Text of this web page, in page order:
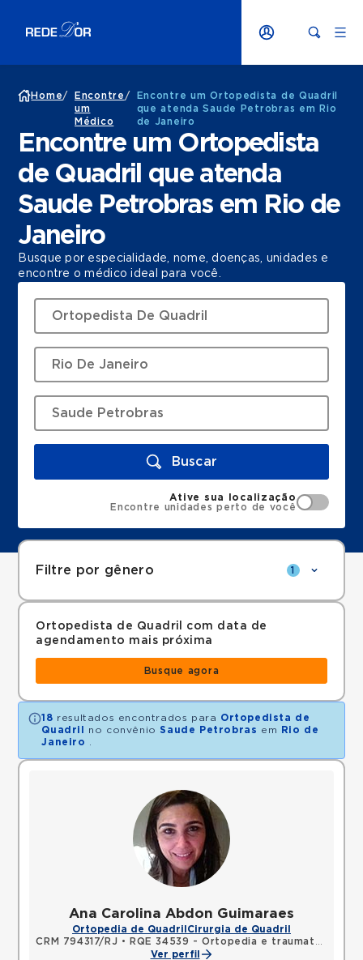
Home/
Encontre
um
Médico
/
Encontre um Ortopedista de Quadril
que atenda Saude Petrobras em Rio
de Janeiro
Encontre um Ortopedista
de Quadril que atenda
Saude Petrobras em Rio de
Janeiro
Busque por especialidade, nome, doenças, unidades e
encontre o médico ideal para você.
Buscar
Ative sua localização
Encontre unidades perto de você
Filtre por gênero 1
Ortopedista de Quadril com data de
agendamento mais próxima
Busque agora
18 resultados encontrados para Ortopedista de
Quadril
no convênio Saude Petrobras em
Rio de
Janeiro
Ana Carolina Abdon Guimaraes
Ortopedia de Quadril Cirurgia de Quadril
CRM 794317/RJ •
RQE 34539 - Ortopedia e traumatologia
Ver perfil